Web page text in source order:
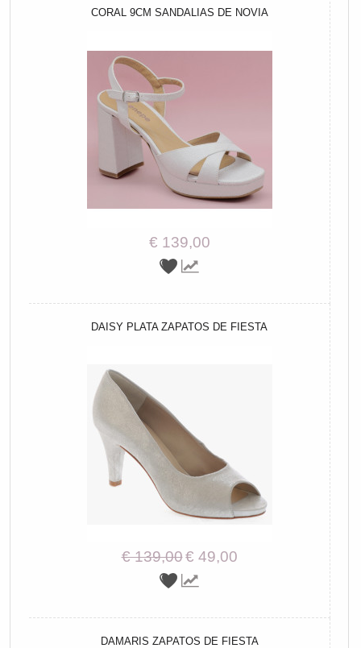
CORAL 9CM SANDALIAS DE NOVIA
€ 139,00
DAISY PLATA ZAPATOS DE FIESTA
€ 139,00€ 49,00
DAMARIS ZAPATOS DE FIESTA